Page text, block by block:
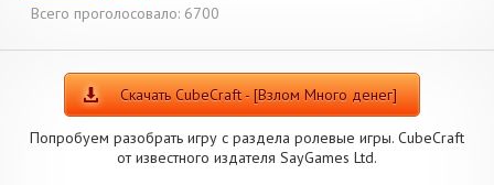
Всего проголосовало: 6700
Скачать CubeCraft - [Взлом Много денег]
Попробуем разобрать игру с раздела ролевые игры. CubeCraft
от известного издателя SayGames Ltd.